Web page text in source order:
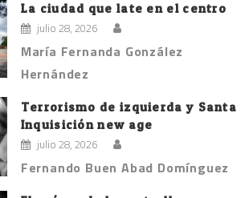
La ciudad que late en el centro
julio 28, 2026
María Fernanda González
Hernández
Terrorismo de izquierda y Santa
Inquisición new age
julio 28, 2026
Fernando Buen Abad Domínguez